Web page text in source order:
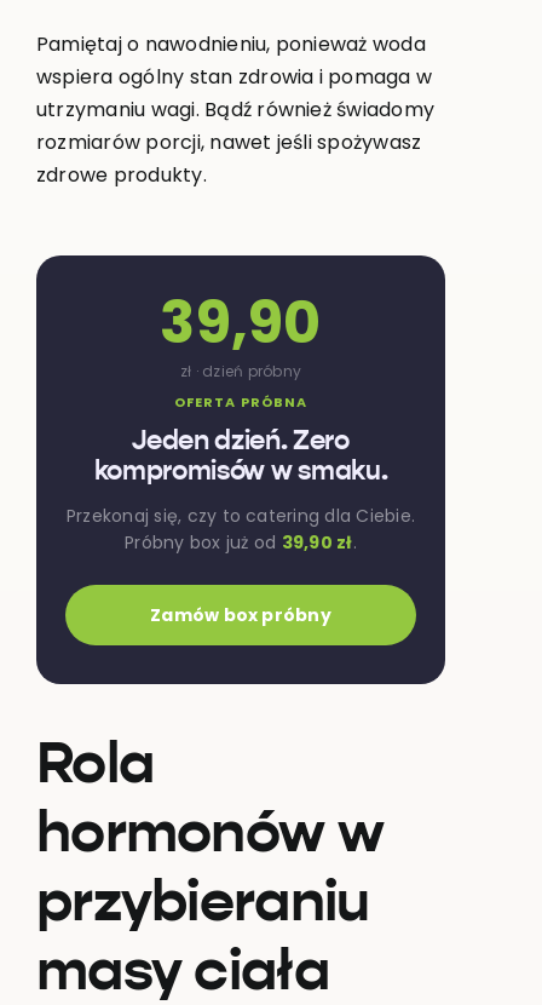
Pamiętaj o nawodnieniu, ponieważ woda
wspiera ogólny stan zdrowia i pomaga w
utrzymaniu wagi. Bądź również świadomy
rozmiarów porcji, nawet jeśli spożywasz
zdrowe produkty.
OFERTA PRÓBNA
Jeden dzień. Zero
kompromisów w smaku.
Przekonaj się, czy to catering dla Ciebie.
Próbny box już od 39,90 zł.
Zamów box próbny
39,90
zł · dzień próbny
Rola
hormonów w
przybieraniu
masy ciała